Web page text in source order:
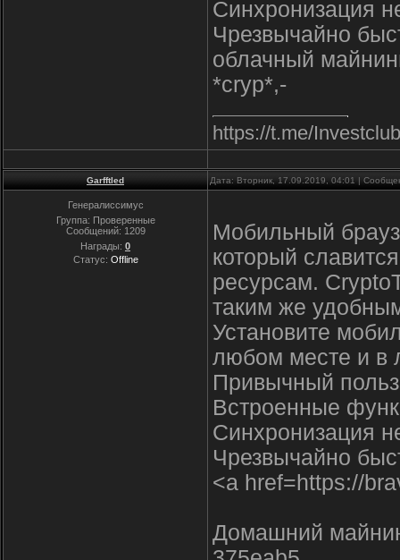
Синхронизация
Чрезвычайно
облачный
*cryp*,-
https://t.me/
Garfftled Дата: Вторник, 17.09.2019, 04:01 |
Генералиссимус
Группа: Проверенные
Сообщений: 1209
Награды: 0
Статус: Offline
Мобильный
который
ресурсам.
таким же
Установите
любом месте и в
Привычный
Встроенные
Синхронизация
Чрезвычайно
<a href=https://
Домашний